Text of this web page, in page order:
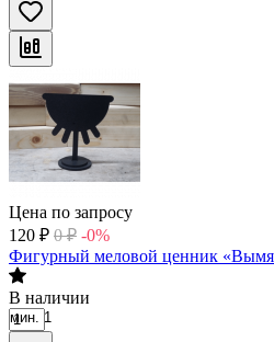
Цена по запросу
120 ₽ 0 ₽ -0%
Фигурный меловой ценник
В наличии
мин. 1